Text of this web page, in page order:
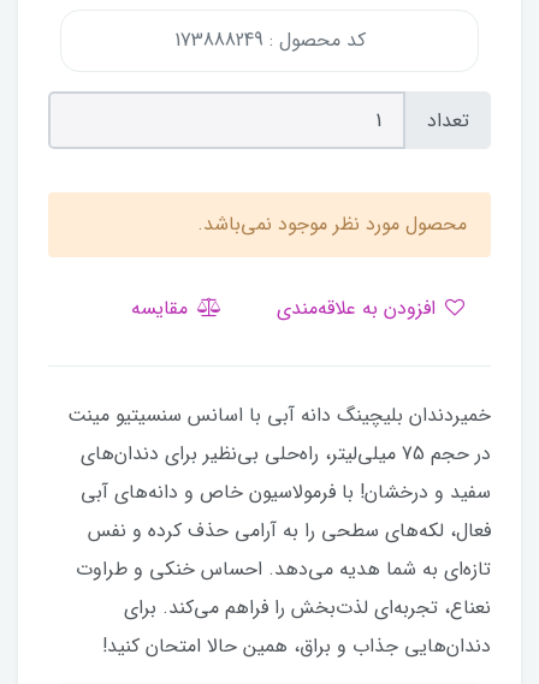
کد محصول : 173888249
تعداد
محصول مورد نظر موجود نمی‌باشد.
مقایسه
خمیردندان بلیچینگ دانه آبی با اسانس سنسیتیو مینت
در حجم 75 میلی‌لیتر، راه‌حلی بی‌نظیر برای دندان‌های
سفید و درخشان! با فرمولاسیون خاص و دانه‌های آبی
فعال، لکه‌های سطحی را به آرامی حذف کرده و نفس
تازه‌ای به شما هدیه می‌دهد. احساس خنکی و طراوت
نعناع، تجربه‌ای لذت‌بخش را فراهم می‌کند. برای
دندان‌هایی جذاب و براق، همین حالا امتحان کنید!